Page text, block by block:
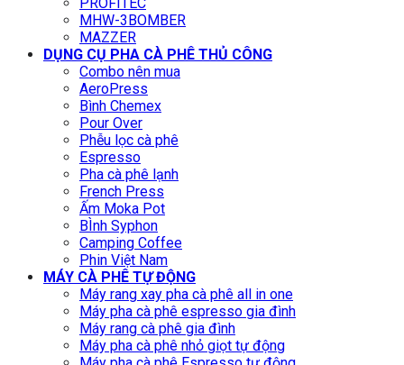
MHW-3BOMBER
MAZZER
DỤNG CỤ PHA CÀ PHÊ THỦ CÔNG
Combo nên mua
AeroPress
Bình Chemex
Pour Over
Phễu lọc cà phê
Espresso
Pha cà phê lạnh
French Press
Ấm Moka Pot
BÌnh Syphon
Camping Coffee
Phin Việt Nam
MÁY CÀ PHÊ TỰ ĐỘNG
Máy rang xay pha cà phê all in one
Máy pha cà phê espresso gia đình
Máy rang cà phê gia đình
Máy pha cà phê nhỏ giọt tự động